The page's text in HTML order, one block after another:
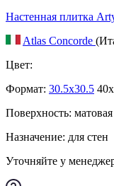
Настенная плитка
Atlas Concorde
Цвет:
Формат: 30.5x30.5
Поверхность: матовая
Назначение: для стен
Уточняйте у